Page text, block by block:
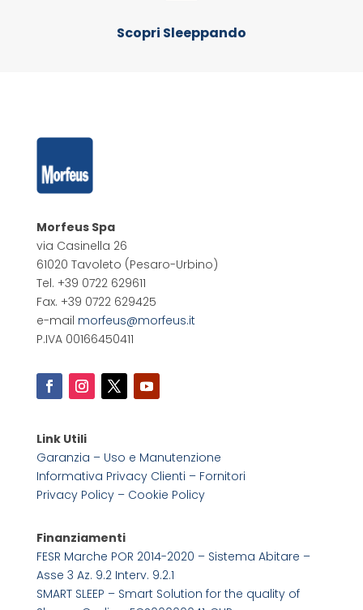
Scopri Sleeppando
Morfeus Spa
via Casinella 26
61020 Tavoleto (Pesaro-Urbino)
Tel. +39 0722 629611
Fax. +39 0722 629425
e-mail morfeus@morfeus.it
P.IVA 00166450411
Link Utili
Garanzia – Uso e Manutenzione
Informativa Privacy Clienti – Fornitori
Privacy Policy – Cookie Policy
Finanziamenti
FESR Marche POR 2014-2020 – Sistema Abitare –
Asse 3 Az. 9.2 Interv. 9.2.1
SMART SLEEP – Smart Solution for the quality of